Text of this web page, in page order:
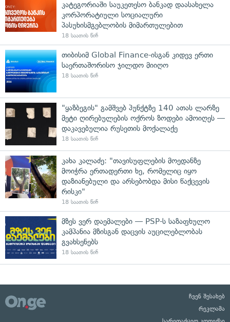
კატეგორიაში საუკეთესო ბანკად დაასახელა
კორპორატიული სოციალური
პასუხისმგებლობის მიმართულებით
18 საათის წინ
თიბისიმ Global Finance-ისგან კიდევ ერთი
საერთაშორისო ჯილდო მიიღო
18 საათის წინ
"ყაზბეგის" გამშვებ პუნქტზე 140 ათას ლარზე
მეტი ღირებულების ოქროს ზოდები ამოიღეს —
დაკავებულია რუსეთის მოქალაქე
18 საათის წინ
კახა კალაძე: "თავისუფლების მოედანზე
მოიჭრა ერთადერთი ხე, რომელიც იყო
დაზიანებული და არსებობდა მისი წაქცევის
რისკი"
18 საათის წინ
მზეს ვერ დაემალები — PSP-ს საზაფხულო
კამპანია მზისგან დაცვის აუცილებლობას
გვახსენებს
18 საათის წინ
ჩვენ შესახებ
რეკლამა